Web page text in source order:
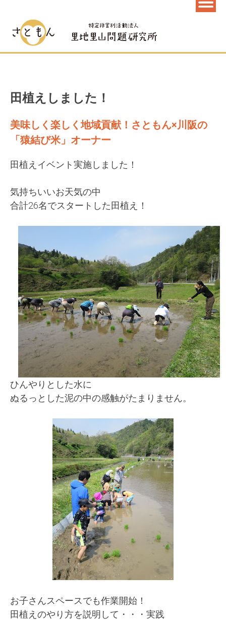
田植えしました！
美味しく楽しく地域貢献！さともん×川阪の
「猿結び米」オーナー
田植えイベント実施しました！
気持ちいいお天気の中
合計26名でスタートした 田植え！
ひんやりとした水に
ぬるっとした泥の中の感触がたまりません。
お子さんスペースでも作業開始！
田植えのやり方を説明して・・・実践